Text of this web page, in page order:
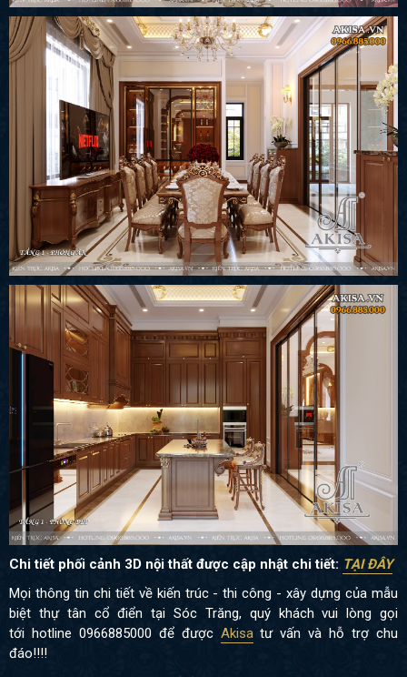
Chi tiết phối cảnh 3D nội thất được cập nhật chi tiết: TẠI ĐÂY
Mọi thông tin chi tiết về kiến trúc - thi công - xây dựng của mẫu
biệt thự tân cổ điển tại Sóc Trăng, quý khách vui lòng gọi
tới hotline 0966885000 để được Akisatư vấn và hỗ trợ chu
đáo!!!!